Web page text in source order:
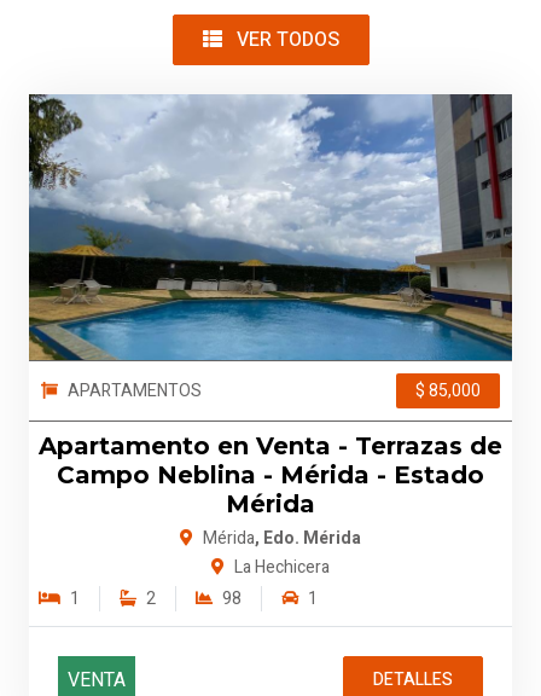
VER TODOS
APARTAMENTOS $ 85,000
Apartamento en Venta - Terrazas de
Campo Neblina - Mérida - Estado
Mérida
Mérida, Edo. Mérida
La Hechicera
1
2 98 1
VENTA DETALLES